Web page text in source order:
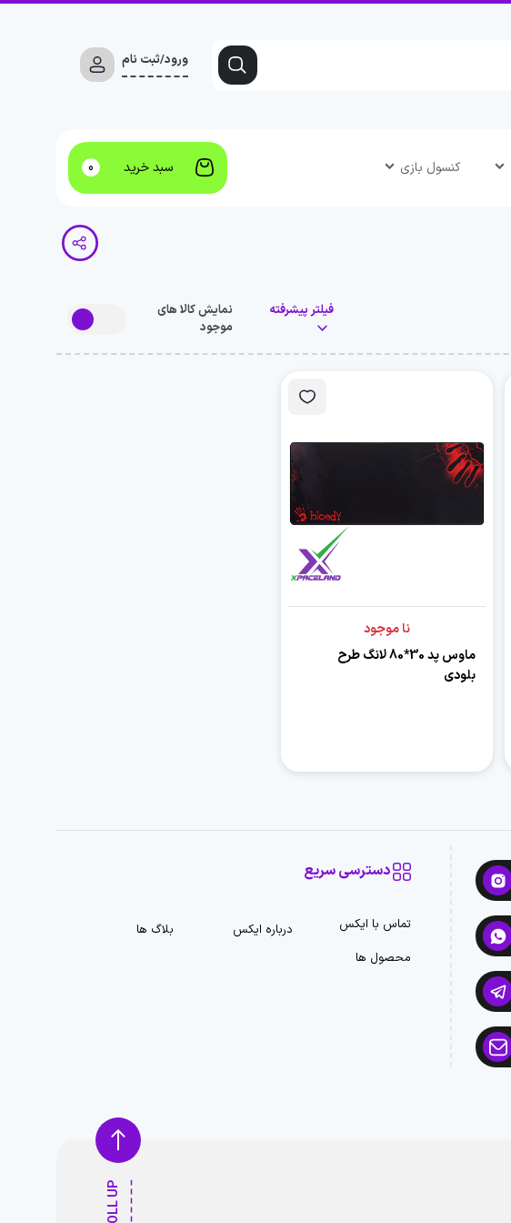
ورود/ثبت نام
کنسول بازی سبد خرید 0
فیلتر پیشرفته
نمایش کالا های
موجود
نا موجود
ماوس پد 30*80 لانگ طرح
بلودی
دسترسی سریع
تماس با ایکس درباره ایکس
بلاگ ها
محصول ها